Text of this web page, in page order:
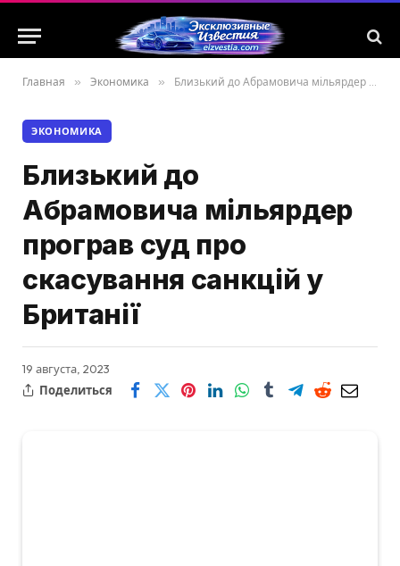
Главная » Экономика » Близький до Абрамовича мільярдер програв суд про скасування санкцій у Британії
ЭКОНОМИКА
Близький до
Абрамовича мільярдер
програв суд про
скасування санкцій у
Британії
19 августа, 2023
Поделиться